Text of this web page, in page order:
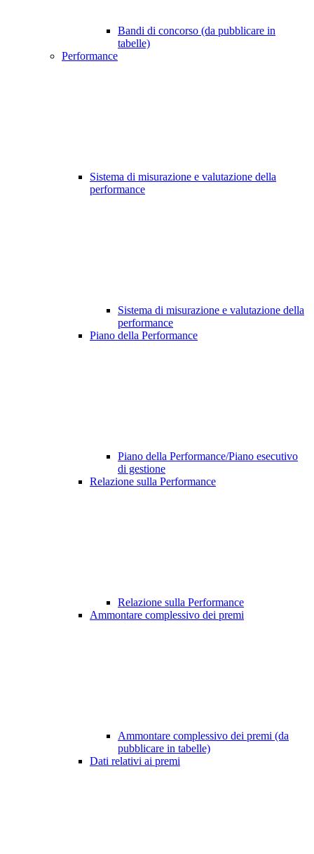
Bandi di concorso (da pubblicare in
tabelle)
Performance
Sistema di misurazione e valutazione della
performance
Sistema di misurazione e valutazione della
performance
Piano della Performance
Piano della Performance/Piano esecutivo
di gestione
Relazione sulla Performance
Relazione sulla Performance
Ammontare complessivo dei premi
Ammontare complessivo dei premi (da
pubblicare in tabelle)
Dati relativi ai premi